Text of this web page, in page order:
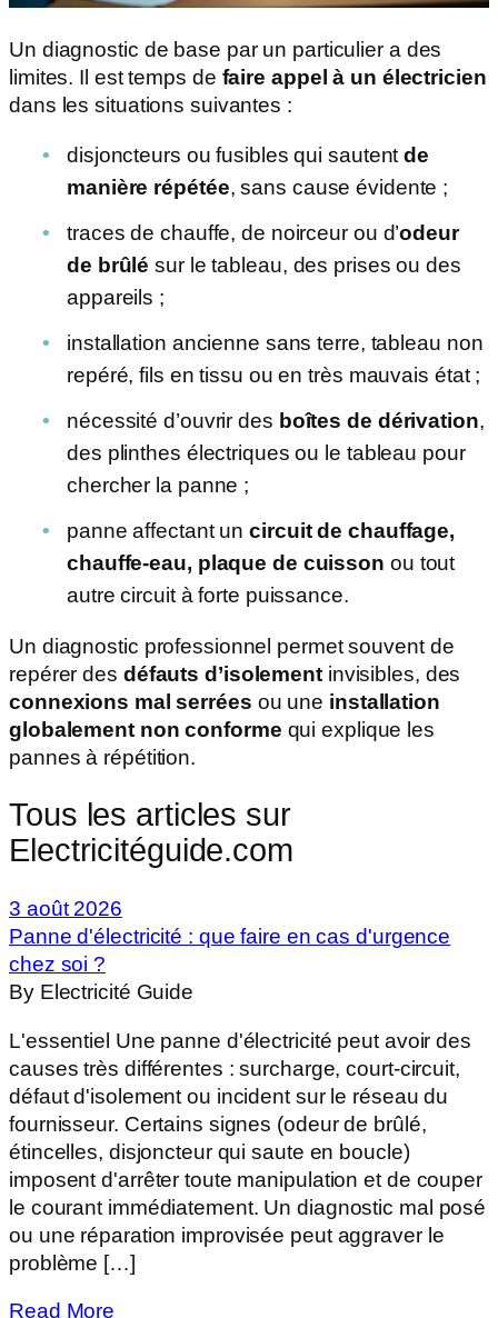
Un diagnostic de base par un particulier a des
limites. Il est temps de faire appel à un électricien
dans les situations suivantes :
disjoncteurs ou fusibles qui sautentde
manière répétée, sans cause évidente ;
traces de chauffe, de noirceur ou d’odeur
de brûlé sur le tableau, des prises ou des
appareils ;
installation ancienne sans terre, tableau non
repéré, fils en tissu ou en très mauvais état ;
nécessité d’ouvrir des boîtes de dérivation,
des plinthes électriques ou le tableau pour
chercher la panne ;
panne affectant uncircuit de chauffage,
chauffe-eau, plaque de cuisson ou tout
autre circuit à forte puissance.
Un diagnostic professionnel permet souvent de
repérer des défauts d’isolementinvisibles, des
connexions mal serrées ou une installation
globalement non conforme qui explique les
pannes à répétition.
Tous les articles sur
Electricitéguide.com
3 août 2026
Panne d'électricité : que faire en cas d'urgence
chez soi ?
By Electricité Guide
L'essentiel Une panne d'électricité peut avoir des
causes très différentes : surcharge, court-circuit,
défaut d'isolement ou incident sur le réseau du
fournisseur. Certains signes (odeur de brûlé,
étincelles, disjoncteur qui saute en boucle)
imposent d'arrêter toute manipulation et de couper
le courant immédiatement. Un diagnostic mal posé
ou une réparation improvisée peut aggraver le
problème […]
Read More